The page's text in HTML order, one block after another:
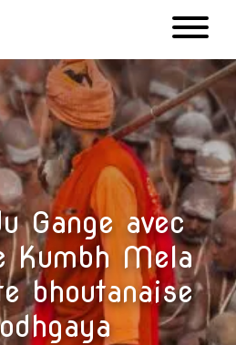
Gange avec
Kumbh Mela
bhoutanaise